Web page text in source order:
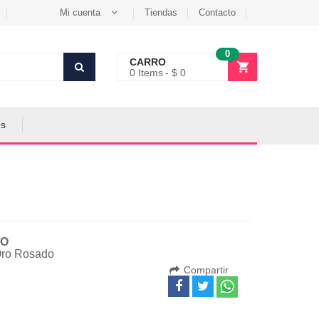
Mi cuenta Tiendas Contacto
CARRO
0
0 Items $ 0
Rosado
Compartir